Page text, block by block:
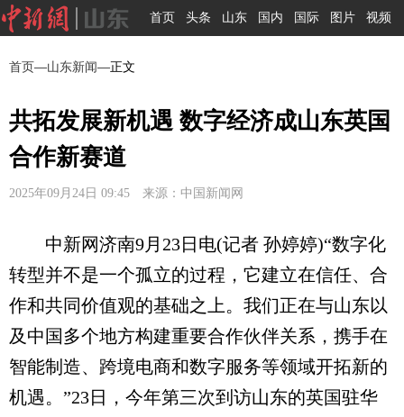
首页 头条 山东 国内 国际 图片 视频
首页—山东新闻—正文
共拓发展新机遇 数字经济成山东英国
合作新赛道
2025年09月24日 09:45 来源：中国新闻网
中新网济南9月23日电(记者 孙婷婷)“数字化
转型并不是一个孤立的过程，它建立在信任、合
作和共同价值观的基础之上。我们正在与山东以
及中国多个地方构建重要合作伙伴关系，携手在
智能制造、跨境电商和数字服务等领域开拓新的
机遇。”23日，今年第三次到访山东的英国驻华